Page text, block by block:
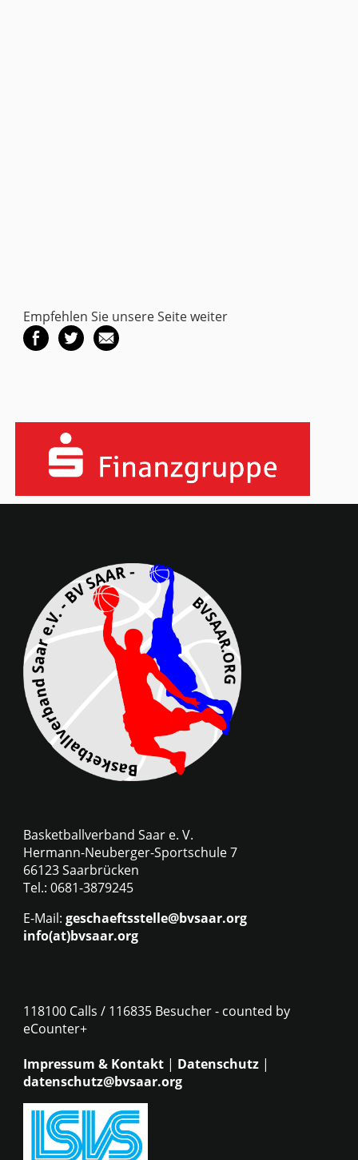
Empfehlen Sie unsere Seite weiter
Basketballverband Saar e. V.
Hermann-Neuberger-Sportschule 7
66123 Saarbrücken
Tel.: 0681-3879245
E-Mail: geschaeftsstelle@bvsaar.org
info(at)bvsaar.org
118100 Calls / 116835 Besucher - counted by
eCounter+
Impressum & Kontakt | Datenschutz |
datenschutz@bvsaar.org